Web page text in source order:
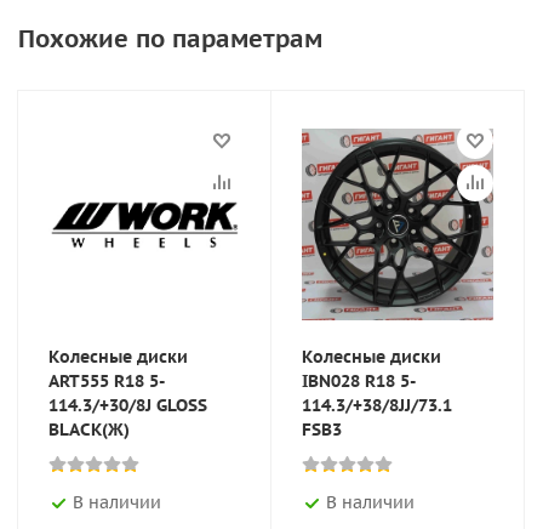
Похожие по параметрам
Колесные диски
ART555 R18 5-
114.3/+30/8J GLOSS
BLACK(Ж)
В наличии
Колесные диски
IBN028 R18 5-
114.3/+38/8JJ/73.1
FSB3
В наличии